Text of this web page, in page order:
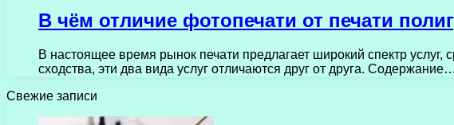
В чём отличие фотопечати от печати
В настоящее время рынок печати предлагает широкий спектр
сходства, эти два вида услуг отличаются друг от друга. Содержание…
Свежие записи